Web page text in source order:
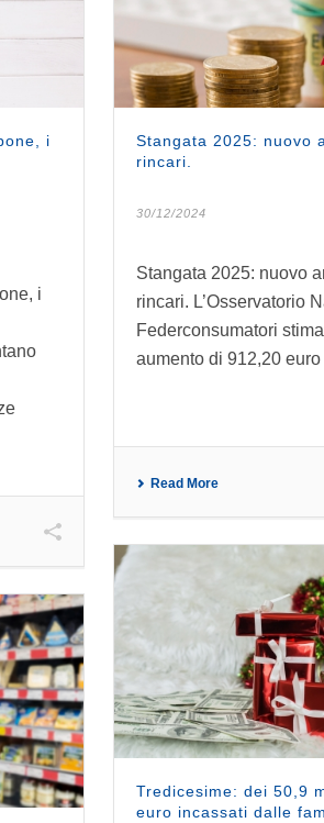
i
i
Stangata 2025: nuovo
rincari.
30/12/2024
Stangata 2025: nuovo
rincari. L’Osservatorio
Federconsumatori
aumento di 912,20
Read More
Tredicesime: dei 50,9
euro incassati dalle